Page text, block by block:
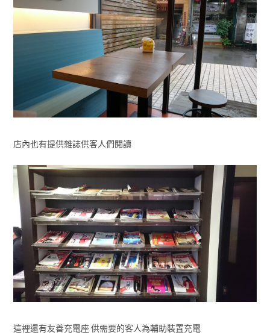
店內也有提供雜誌供客人們閱讀
這裡還有友善充電座 供需要的客人為輔助裝置充電